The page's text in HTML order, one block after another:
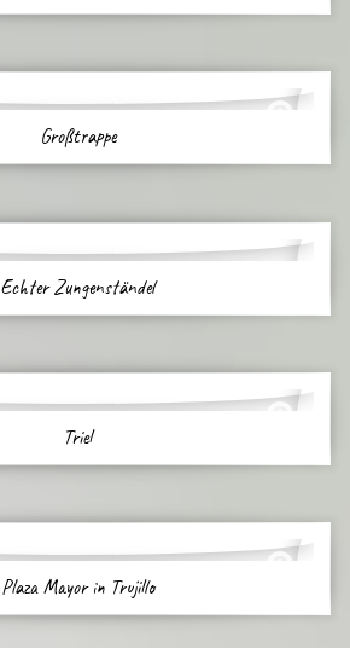
Großtrappe
Echter Zungenständel
Triel
Plaza Mayor in Trujillo